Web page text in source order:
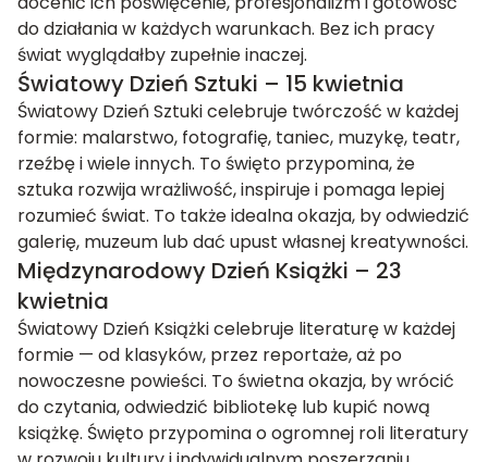
do działania w każdych warunkach. Bez ich pracy
świat wyglądałby zupełnie inaczej.
Światowy Dzień Sztuki – 15 kwietnia
Światowy Dzień Sztuki celebruje twórczość w każdej
formie: malarstwo, fotografię, taniec, muzykę, teatr,
rzeźbę i wiele innych. To święto przypomina, że
sztuka rozwija wrażliwość, inspiruje i pomaga lepiej
rozumieć świat. To także idealna okazja, by odwiedzić
galerię, muzeum lub dać upust własnej kreatywności.
Międzynarodowy Dzień Książki – 23
kwietnia
Światowy Dzień Książki celebruje literaturę w każdej
formie — od klasyków, przez reportaże, aż po
nowoczesne powieści. To świetna okazja, by wrócić
do czytania, odwiedzić bibliotekę lub kupić nową
książkę. Święto przypomina o ogromnej roli literatury